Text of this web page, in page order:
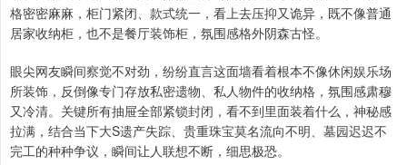
格密密麻麻，柜门紧闭、款式统一，看上去压抑又诡异，既不像普通
居家收纳柜，也不是餐厅装饰柜，氛围感格外阴森古怪。
眼尖网友瞬间察觉不对劲，纷纷直言这面墙看着根本不像休闲娱乐场
所装饰，反倒像专门存放私密遗物、私人物件的收纳格，氛围感肃穆
又冷清。关键所有抽屉全部紧锁封闭，看不到里面装着什么，神秘感
拉满，结合当下大S遗产失踪、贵重珠宝莫名流向不明、墓园迟迟不
完工的种种争议，瞬间让人联想不断，细思极恐。